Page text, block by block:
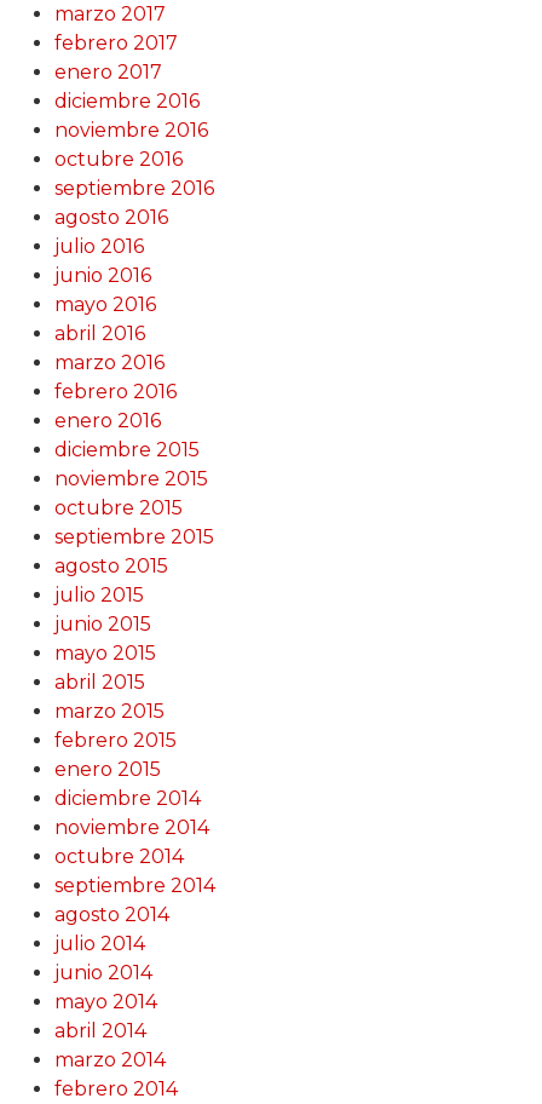
marzo 2017
febrero 2017
enero 2017
diciembre 2016
noviembre 2016
octubre 2016
septiembre 2016
agosto 2016
julio 2016
junio 2016
mayo 2016
abril 2016
marzo 2016
febrero 2016
enero 2016
diciembre 2015
noviembre 2015
octubre 2015
septiembre 2015
agosto 2015
julio 2015
junio 2015
mayo 2015
abril 2015
marzo 2015
febrero 2015
enero 2015
diciembre 2014
noviembre 2014
octubre 2014
septiembre 2014
agosto 2014
julio 2014
junio 2014
mayo 2014
abril 2014
marzo 2014
febrero 2014